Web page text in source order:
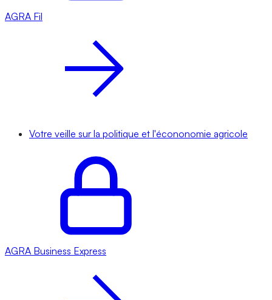
AGRA Fil
Votre veille sur la politique et l'écononomie agricole
AGRA Business Express